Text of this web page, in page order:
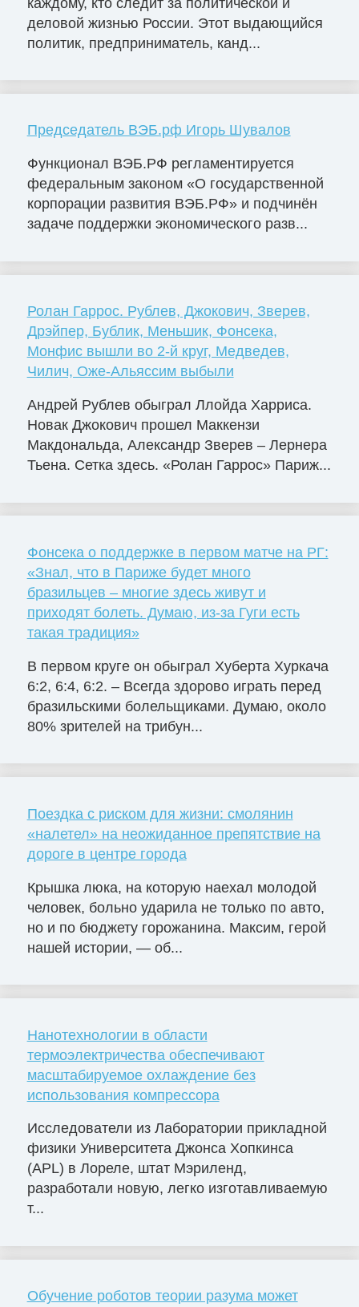
деловой жизнью России. Этот выдающийся
политик, предприниматель, канд...
Председатель ВЭБ.рф Игорь Шувалов
Функционал ВЭБ.РФ регламентируется
федеральным законом «О государственной
корпорации развития ВЭБ.РФ» и подчинён
задаче поддержки экономического разв...
Ролан Гаррос. Рублев, Джокович, Зверев,
Дрэйпер, Бублик, Меньшик, Фонсека,
Монфис вышли во 2-й круг, Медведев,
Чилич, Оже-Альяссим выбыли
Андрей Рублев обыграл Ллойда Харриса.
Новак Джокович прошел Маккензи
Макдональда, Александр Зверев – Лернера
Тьена. Сетка здесь. «Ролан Гаррос» Париж...
Фонсека о поддержке в первом матче на РГ:
«Знал, что в Париже будет много
бразильцев – многие здесь живут и
приходят болеть. Думаю, из-за Гуги есть
такая традиция»
В первом круге он обыграл Хуберта Хуркача
6:2, 6:4, 6:2. – Всегда здорово играть перед
бразильскими болельщиками. Думаю, около
80% зрителей на трибун...
Поездка с риском для жизни: смолянин
«налетел» на неожиданное препятствие на
дороге в центре города
Крышка люка, на которую наехал молодой
человек, больно ударила не только по авто,
но и по бюджету горожанина. Максим, герой
нашей истории, — об...
Нанотехнологии в области
термоэлектричества обеспечивают
масштабируемое охлаждение без
использования компрессора
Исследователи из Лаборатории прикладной
физики Университета Джонса Хопкинса
(APL) в Лореле, штат Мэриленд,
разработали новую, легко изготавливаемую
т...
Обучение роботов теории разума может